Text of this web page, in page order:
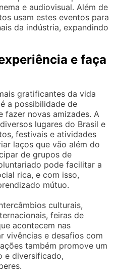
e audiovisual. Além de
usam estes eventos para
da indústria, expandindo
e faça
gratificantes da vida
a possibilidade de
fazer novas amizades. A
lugares do Brasil e
festivais e atividades
laços que vão além do
de grupos de
pode facilitar a
rica, e com isso,
mútuo.
culturais,
feiras de
acontecem nas
vivências e desafios com
também promove um
e diversificado,